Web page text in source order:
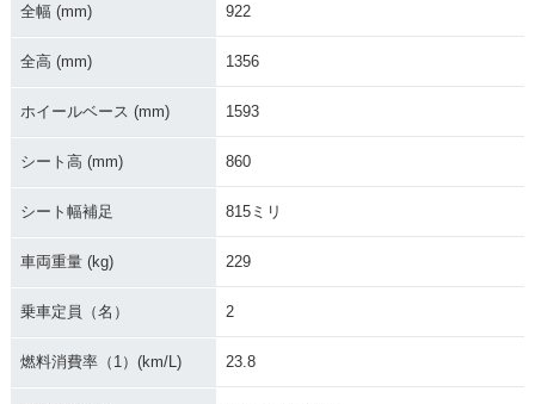
全幅 (mm) 922
全高 (mm) 1356
ホイールベース (mm) 1593
シート高 (mm) 860
シート幅補足 815ミリ
車両重量 (kg) 229
乗車定員（名） 2
燃料消費率（1）(km/L) 23.8